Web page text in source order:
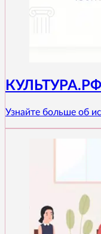
КУЛЬТУРА.РФ
Узнайте больше об